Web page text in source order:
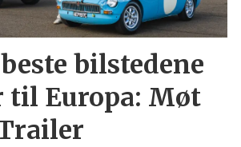
bilstedene
til Europa: Møt